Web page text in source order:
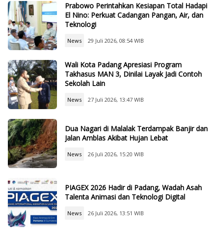
Prabowo Perintahkan Kesiapan Total Hadapi
El Nino: Perkuat Cadangan Pangan, Air, dan
Teknologi
News 29 Juli 2026, 08:54 WIB
Wali Kota Padang Apresiasi Program
Takhasus MAN 3, Dinilai Layak Jadi Contoh
Sekolah Lain
News 27 Juli 2026, 13:47 WIB
Dua Nagari di Malalak Terdampak Banjir dan
Jalan Amblas Akibat Hujan Lebat
News 26 Juli 2026, 15:20 WIB
PIAGEX 2026 Hadir di Padang, Wadah Asah
Talenta Animasi dan Teknologi Digital
News 26 Juli 2026, 13:51 WIB